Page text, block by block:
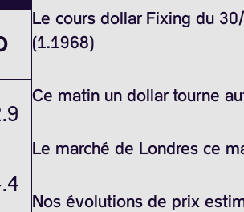
Le cours dollar Fixing du
(1.1968)
Ce matin un dollar tourne
Le marché de Londres ce
Nos évolutions de prix